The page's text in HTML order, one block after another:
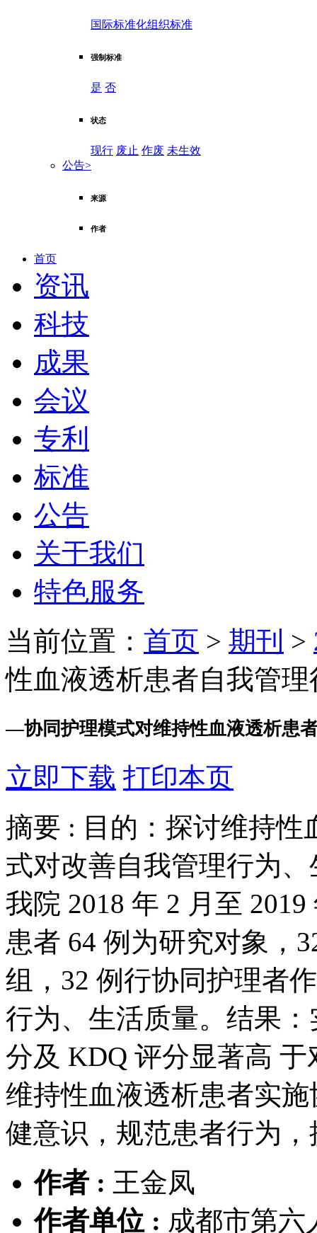
国际标准化组织标准
强制标准
是 否
状态
现行 废止 作废 未生效
公告>
来源
作者
首页
资讯
科技
成果
会议
专利
标准
公告
关于我们
特色服务
当前位置： 首页 > 期刊 >
性血液透析患者自我管
—协同护理模式对维持性血液透析患
立即下载 打印本页
摘要 : 目的：探讨维持
式对改善自我管理行为
我院 2018 年 2 月至
患者 64 例为研究对象，
组，32 例行协同护理者
行为、生活质量。结果
分及 KDQ 评分显著高
维持性血液透析患者实
健意识，规范患者行为
作者 : 王金凤
作者单位 : 成都市第六